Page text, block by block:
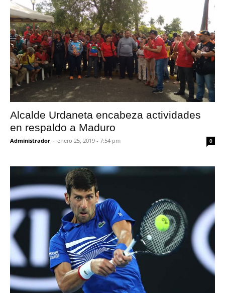
Alcalde Urdaneta encabeza actividades
en respaldo a Maduro
Administrador - enero 25, 2019 - 7:54 pm 0